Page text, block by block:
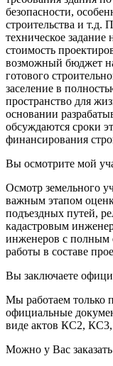
безопасности,
строительства и т.д.
техническое задание
стоимость
возможный бюджет
готового
заселение в
пространство для
основании
обсуждаются сроки
финансирования
Вы осмотрите мой
Осмотр земельного
важным этапом
подъездных путей,
кадастровым
инженеров с полным
работы в составе
Вы заключаете
Мы работаем только
официальные
виде актов КС2,
Можно у Вас